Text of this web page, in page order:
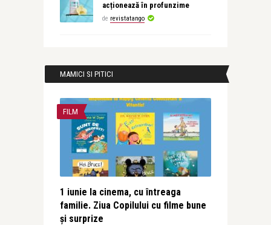
acționează în profunzime
de revistatango
MAMICI SI PITICI
FILM
1 iunie la cinema, cu întreaga
familie. Ziua Copilului cu filme bune
și surprize